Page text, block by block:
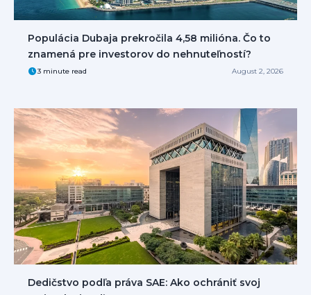
Populácia Dubaja prekročila 4,58 milióna. Čo to
znamená pre investorov do nehnuteľností?
3 minute read August 2, 2026
Dedičstvo podľa práva SAE: Ako ochrániť svoj